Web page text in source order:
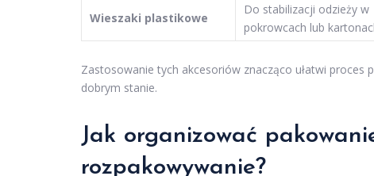
Wieszaki plastikowe
Do stabilizacji odzieży w
pokrowcach lub
Zastosowanie tych akcesoriów znacząco ułatwi
dobrym stanie.
Jak organizować
rozpakowywanie?